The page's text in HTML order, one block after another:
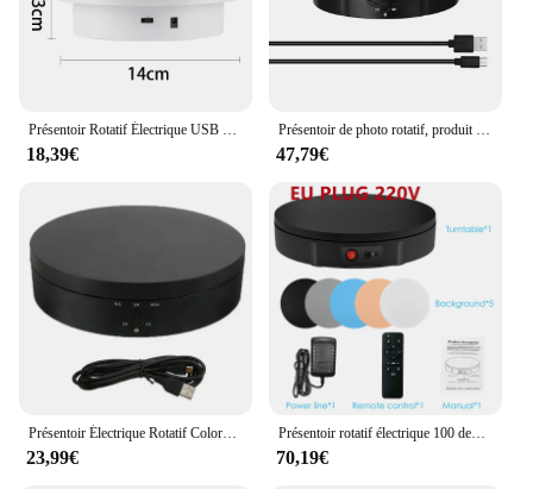
18,39€ 47,79€
23,99€
Présentoir rotatif électrique 100 degrés, charge de 360 kg, support de bijoux, batterie pour accessoires de photographie et de tournage vidéo plateau tournant
70,19€